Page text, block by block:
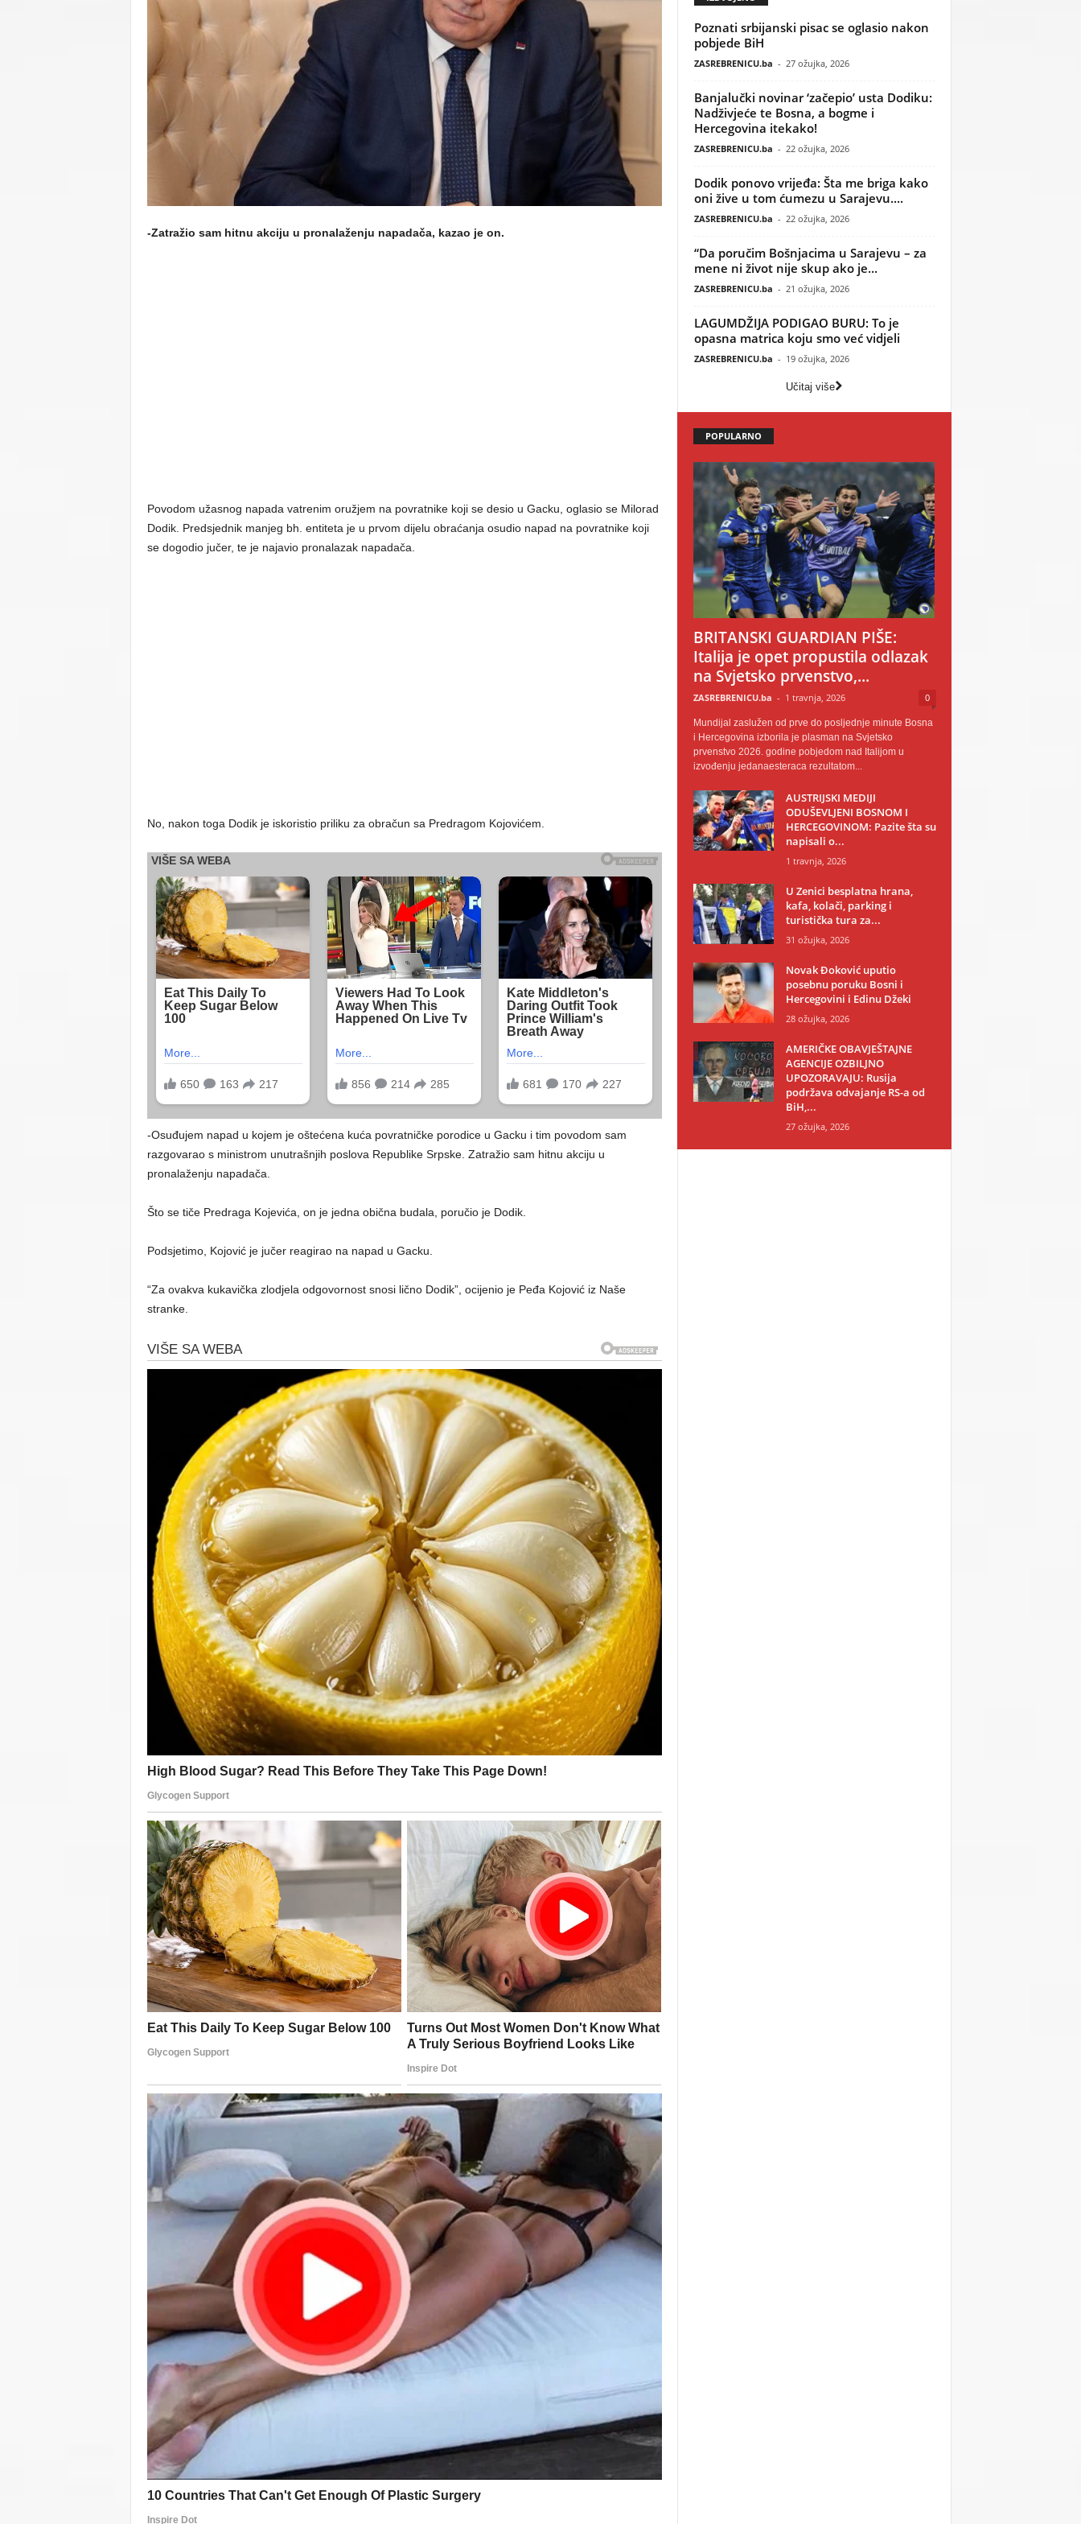
U
-Zatražio sam hitnu akciju u pronalaženju napadača, kazao je on.
Povodom užasnog napada vatrenim oružjem na povratnike koji se desio u Gacku, oglasio se Milorad
Dodik. Predsjednik manjeg bh. entiteta je u prvom dijelu obraćanja osudio napad na povratnike koji
se dogodio jučer, te je najavio pronalazak napadača.
No, nakon toga Dodik je iskoristio priliku za obračun sa Predragom Kojovićem.
-Osuđujem napad u kojem je oštećena kuća povratničke porodice u Gacku i tim povodom sam
razgovarao s ministrom unutrašnjih poslova Republike Srpske. Zatražio sam hitnu akciju u
pronalaženju napadača.
Što se tiče Predraga Kojevića, on je jedna obična budala, poručio je Dodik.
Podsjetimo, Kojović je jučer reagirao na napad u Gacku.
“Za ovakva kukavička zlodjela odgovornost snosi lično Dodik”, ocijenio je Peđa Kojović iz Naše
stranke.
Poznati srbijanski pisac se oglasio nakon
pobjede BiH
ZASREBRENICU.ba - 27 ožujka, 2026
Banjalučki novinar ‘začepio’ usta Dodiku:
Nadživjeće te Bosna, a bogme i
Hercegovina itekako!
ZASREBRENICU.ba - 22 ožujka, 2026
Dodik ponovo vrijeđa: Šta me briga kako
oni žive u tom ćumezu u Sarajevu....
ZASREBRENICU.ba - 22 ožujka, 2026
“Da poručim Bošnjacima u Sarajevu – za
mene ni život nije skup ako je...
ZASREBRENICU.ba - 21 ožujka, 2026
LAGUMDŽIJA PODIGAO BURU: To je
opasna matrica koju smo već vidjeli
ZASREBRENICU.ba - 19 ožujka, 2026
Učitaj više
POPULARNO
BRITANSKI GUARDIAN PIŠE:
Italija je opet propustila odlazak
na Svjetsko prvenstvo,...
ZASREBRENICU.ba - 1 travnja, 2026 0
Mundijal zaslužen od prve do posljednje minute Bosna
i Hercegovina izborila je plasman na Svjetsko
prvenstvo 2026. godine pobjedom nad Italijom u
izvođenju jedanaesteraca rezultatom...
AUSTRIJSKI MEDIJI
ODUŠEVLJENI BOSNOM I
HERCEGOVINOM: Pazite šta su
napisali o...
1 travnja, 2026
U Zenici besplatna hrana,
kafa, kolači, parking i
turistička tura za...
31 ožujka, 2026
Novak Đoković uputio
posebnu poruku Bosni i
Hercegovini i Edinu Džeki
28 ožujka, 2026
AMERIČKE OBAVJEŠTAJNE
AGENCIJE OZBILJNO
UPOZORAVAJU: Rusija
podržava odvajanje RS-a od
BiH,...
27 ožujka, 2026